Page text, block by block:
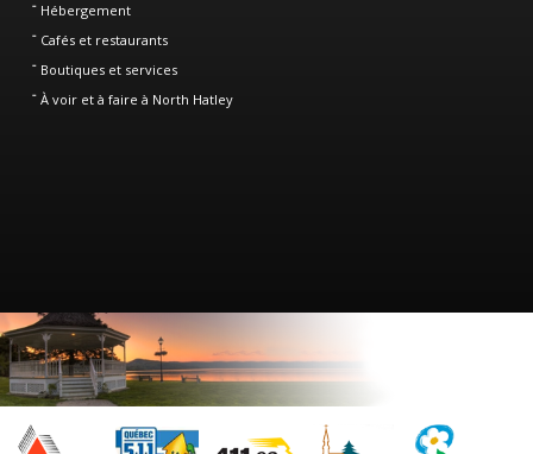
Hébergement
Cafés et restaurants
Boutiques et services
À voir et à faire à North Hatley